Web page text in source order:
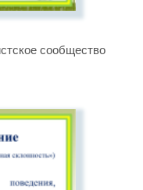
сообщество